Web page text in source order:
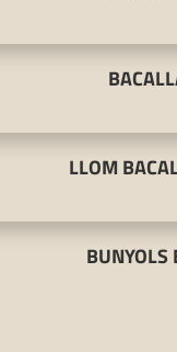
LLOM
BUNYOLS